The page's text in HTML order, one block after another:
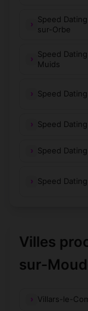
Speed Dating
sur-Orbe
Speed
Muids
Speed
Speed
Speed
Speed
Villes
sur-
Villars-le-